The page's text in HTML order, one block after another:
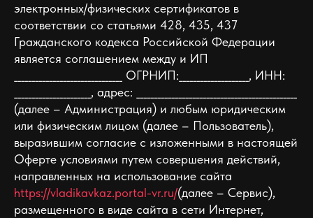
электронных/физических сертификатов в
соответствии со статьями 428, 435, 437
Гражданского кодекса Российской Федерации
является соглашением между и ИП
_______________________________ ОГРНИП:____________________, ИНН:
______________________, адрес: ______________________________________________
(далее – Администрация) и любым юридическим
или физическим лицом (далее – Пользователь),
выразившим согласие с изложенными в настоящей
Оферте условиями путем совершения действий,
направленных на использование сайта
https://vladikavkaz.portal-vr.ru/(далее – Сервис),
размещенного в виде сайта в сети Интернет,